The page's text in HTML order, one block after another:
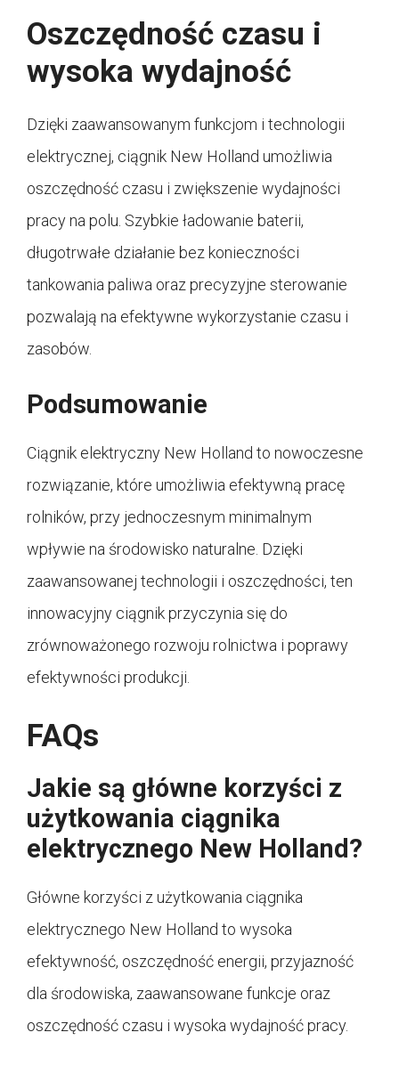
Oszczędność czasu i
wysoka wydajność
Dzięki zaawansowanym funkcjom i technologii
elektrycznej, ciągnik New Holland umożliwia
oszczędność czasu i zwiększenie wydajności
pracy na polu. Szybkie ładowanie baterii,
długotrwałe działanie bez konieczności
tankowania paliwa oraz precyzyjne sterowanie
pozwalają na efektywne wykorzystanie czasu i
zasobów.
Podsumowanie
Ciągnik elektryczny New Holland to nowoczesne
rozwiązanie, które umożliwia efektywną pracę
rolników, przy jednoczesnym minimalnym
wpływie na środowisko naturalne. Dzięki
zaawansowanej technologii i oszczędności, ten
innowacyjny ciągnik przyczynia się do
zrównoważonego rozwoju rolnictwa i poprawy
efektywności produkcji.
FAQs
Jakie są główne korzyści z
użytkowania ciągnika
elektrycznego New Holland?
Główne korzyści z użytkowania ciągnika
elektrycznego New Holland to wysoka
efektywność, oszczędność energii, przyjazność
dla środowiska, zaawansowane funkcje oraz
oszczędność czasu i wysoka wydajność pracy.